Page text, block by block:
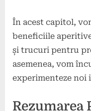
În acest capitol,
beneficiile
și trucuri pentru
asemenea, vom
experimenteze noi
Rezumarea